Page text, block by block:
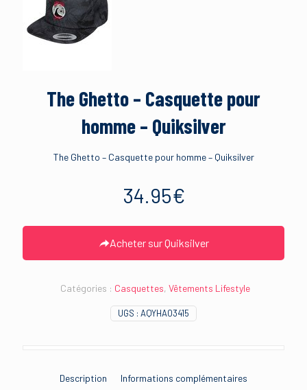
The Ghetto – Casquette pour
homme – Quiksilver
The Ghetto – Casquette pour homme – Quiksilver
34.95€
Acheter sur Quiksilver
UGS : AQYHA03415
Catégories : Casquettes, Vêtements Lifestyle
Description Informations complémentaires